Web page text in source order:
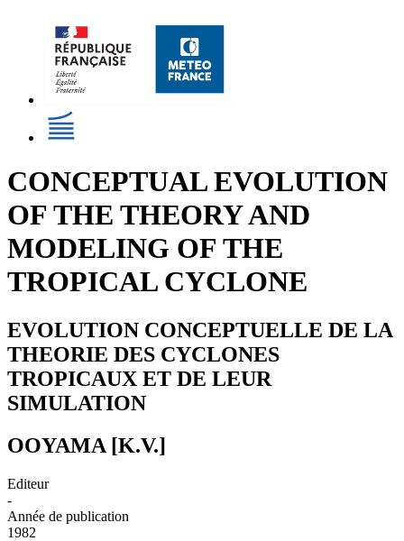
CONCEPTUAL EVOLUTION
OF THE THEORY AND
MODELING OF THE
TROPICAL CYCLONE
EVOLUTION CONCEPTUELLE DE LA
THEORIE DES CYCLONES
TROPICAUX ET DE LEUR
SIMULATION
OOYAMA [K.V.]
Editeur
-
Année de publication
1982